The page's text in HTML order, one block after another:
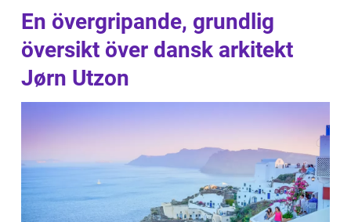
En övergripande, grundlig
översikt över dansk arkitekt
Jørn Utzon